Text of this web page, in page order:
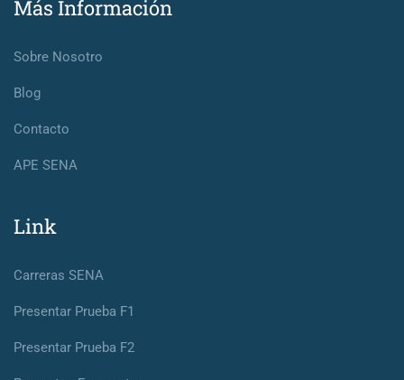
Más Información
Sobre Nosotro
Blog
Contacto
APE SENA
Link
Carreras SENA
Presentar Prueba F1
Presentar Prueba F2